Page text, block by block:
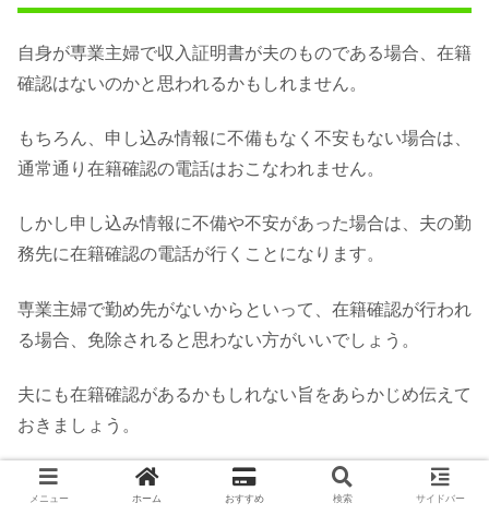
自身が専業主婦で収入証明書が夫のものである場合、在籍
確認はないのかと思われるかもしれません。
もちろん、申し込み情報に不備もなく不安もない場合は、
通常通り在籍確認の電話はおこなわれません。
しかし申し込み情報に不備や不安があった場合は、夫の勤
務先に在籍確認の電話が行くことになります。
専業主婦で勤め先がないからといって、在籍確認が行われ
る場合、免除されると思わない方がいいでしょう。
夫にも在籍確認があるかもしれない旨をあらかじめ伝えて
おきましょう。
ライフカードStellaがおすすめな理由
メニュー ホーム おすすめ 検索 サイドバー